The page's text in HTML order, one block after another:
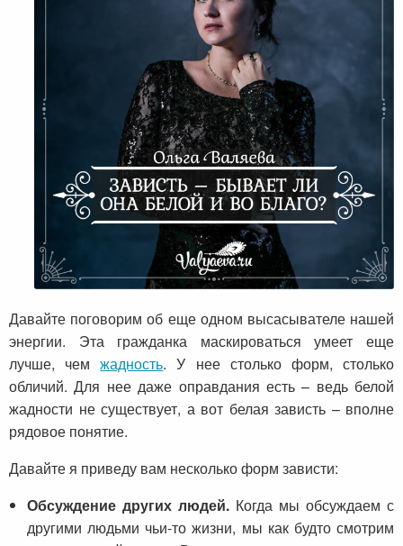
Давайте поговорим об еще одном высасывателе нашей
энергии. Эта гражданка маскироваться умеет еще
лучше, чемжадность. У нее столько форм, столько
обличий. Для нее даже оправдания есть – ведь белой
жадности не существует, а вот белая зависть – вполне
рядовое понятие.
Давайте я приведу вам несколько форм зависти:
Обсуждение других людей. Когда мы обсуждаем с
другими людьми чьи-то жизни, мы как будто смотрим